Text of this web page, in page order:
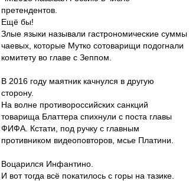
претендентов.
Ещё бы!
Злые языки называли гастрономические суммы
чаевых, которые Мутко сотоварищи подогнали
комитету во главе с Зеппом.
В 2016 году маятник качнулся в другую
сторону.
На волне противороссийских санкций
товарища Блаттера спихнули с поста главы
ФИФА. Кстати, под ручку с главным
противником видеоповторов, мсье Платини.
Воцарился Инфантино.
И вот тогда всё покатилось с горы на тазике.